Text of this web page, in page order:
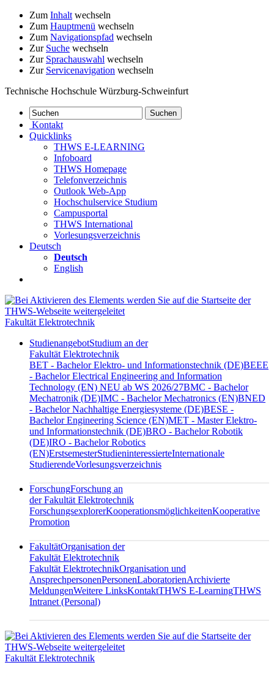
Zum Inhalt wechseln
Zum Hauptmenü wechseln
Zum Navigationspfad wechseln
Zur Suche wechseln
Zur Sprachauswahl wechseln
Zur Servicenavigation wechseln
Technische Hochschule Würzburg-Schweinfurt
Kontakt
Quicklinks
THWS E-LEARNING
Infoboard
THWS Homepage
Telefonverzeichnis
Outlook Web-App
Hochschulservice Studium
Campusportal
THWS International
Vorlesungsverzeichnis
Deutsch
Deutsch
English
Fakultät Elektrotechnik
StudienangebotStudium an der
Fakultät Elektrotechnik
BET - Bachelor Elektro- und Informationstechnik (DE)BEEE
- Bachelor Electrical Engineering and Information
Technology (EN) NEU ab WS 2026/27BMC - Bachelor
Mechatronik (DE)IMC - Bachelor Mechatronics (EN)BNED
- Bachelor Nachhaltige Energiesysteme (DE)BESE -
Bachelor Engineering Science (EN)MET - Master Elektro-
und Informationstechnik (DE)BRO - Bachelor Robotik
(DE)IRO - Bachelor Robotics
(EN)ErstsemesterStudieninteressierteInternationale
StudierendeVorlesungsverzeichnis
ForschungForschung an
der Fakultät Elektrotechnik
ForschungsexplorerKooperationsmöglichkeitenKooperative
Promotion
FakultätOrganisation der
Fakultät Elektrotechnik
Fakultät ElektrotechnikOrganisation und
AnsprechpersonenPersonenLaboratorienArchivierte
MeldungenWeitere LinksKontaktTHWS E-LearningTHWS
Intranet (Personal)
Fakultät Elektrotechnik